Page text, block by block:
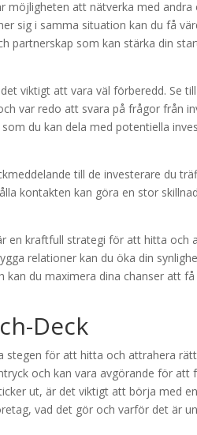
möjligheten att nätverka med andra
sig i samma situation kan du få
partnerskap som kan stärka din
viktigt att vara väl förberedd. Se
var redo att svara på frågor från
du kan dela med potentiella
till de investerare du
kontakten kan göra en stor
en kraftfull strategi för att hitta och
relationer kan du öka din
du maximera dina chanser att
Deck
stegen för att hitta och attrahera
och kan vara avgörande för att
ut, är det viktigt att börja med
vad det gör och varför det är